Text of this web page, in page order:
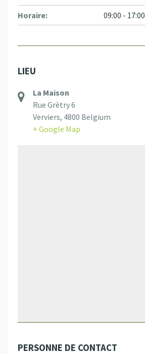
Horaire:
09:00 - 17:00
LIEU
La Maison
Rue Grètry 6
Verviers, 4800 Belgium
+ Google Map
PERSONNE DE CONTACT